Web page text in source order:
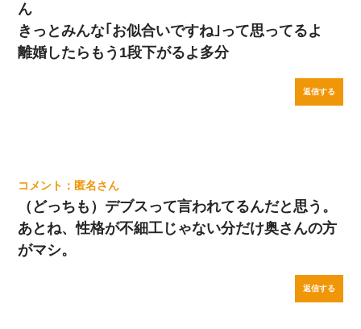
ん
きっとみんな｢お似合いですね｣って思ってるよ
離婚したらもう1段下がるよ多分
返信する
匿名
（どっちも）デブスって言われてるんだと思う。
あとね、性格が不細工じゃない分だけ奥さんの方
がマシ。
返信する